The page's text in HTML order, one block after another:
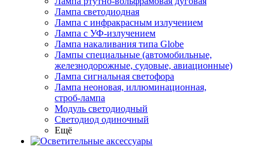
Лампа светодиодная
Лампа с инфракрасным излучением
Лампа с УФ-излучением
Лампа накаливания типа Globe
Лампы специальные (автомобильные,
железнодорожные, судовые, авиационные)
Лампа сигнальная светофора
Лампа неоновая, иллюминационная,
строб-лампа
Модуль светодиодный
Светодиод одиночный
Ещё